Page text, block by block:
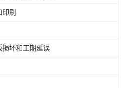
印刷
损坏和工期延误